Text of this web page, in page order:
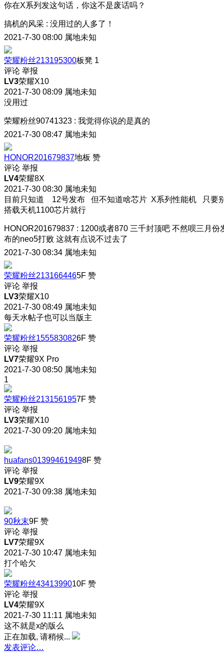
你在X系列发这句话，你这不是废话吗？
搞机的风采 : 没用过的人多了！
2021-7-30 08:00 属地未知
荣耀粉丝213195300板凳 1
评论 举报
LV3荣耀X10
2021-7-30 08:09 属地未知
没用过
荣耀粉丝90741323 : 我觉得你说的是真的
2021-7-30 08:47 属地未知
HONOR201679837地板 赞
评论 举报
LV4荣耀8X
2021-7-30 08:30 属地未知
目前只知道 12号发布 但不知道啥芯片 X系列性能机 只要
搭载天机1100芯片就行
HONOR201679837 : 1200或者870 三千封顶吧 不然呗三月份
布的neo5打败 这就有点说不过去了
2021-7-30 08:34 属地未知
荣耀粉丝2131664465F 赞
评论 举报
LV3荣耀X10
2021-7-30 08:49 属地未知
每天水帖子也可以当版主
荣耀粉丝1555830826F 赞
评论 举报
LV7荣耀9X Pro
2021-7-30 08:50 属地未知
1
荣耀粉丝2131561957F 赞
评论 举报
LV3荣耀X10
2021-7-30 09:20 属地未知
huafans013994619498F 赞
评论 举报
LV9荣耀9X
2021-7-30 09:38 属地未知
90秋末9F 赞
评论 举报
LV7荣耀9X
2021-7-30 10:47 属地未知
打个哈欠
荣耀粉丝4341399010F 赞
评论 举报
LV4荣耀9X
2021-7-30 11:11 属地未知
这不就是x的版么
正在加载, 请稍候...
发表评论…